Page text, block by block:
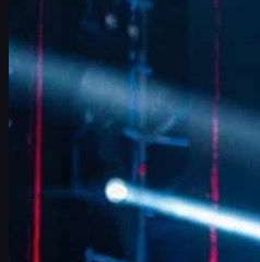
FURIA의 베테랑 IGL FalleN이
정, Overpass 개선, 9z 분석, 은퇴
CS2 스킨 문화까지 깊이 있게 정
6월 17, 2026